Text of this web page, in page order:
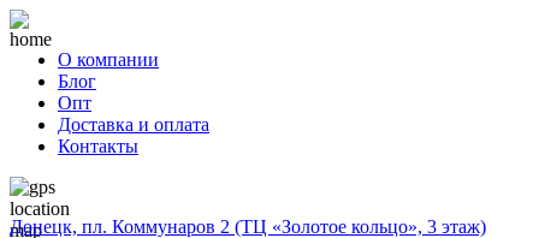
О компании
Блог
Опт
Доставка и оплата
Контакты
Донецк, пл. Коммунаров 2 (ТЦ «Золотое кольцо», 3 этаж)